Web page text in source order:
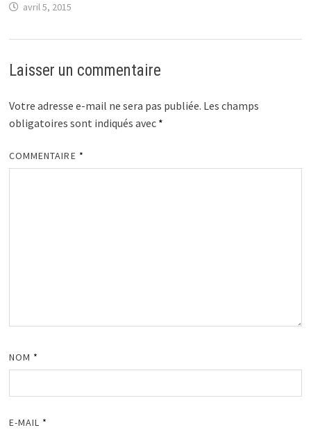
avril 5, 2015
Laisser un commentaire
Votre adresse e-mail ne sera pas publiée. Les champs
obligatoires sont indiqués avec *
COMMENTAIRE *
NOM *
E-MAIL *